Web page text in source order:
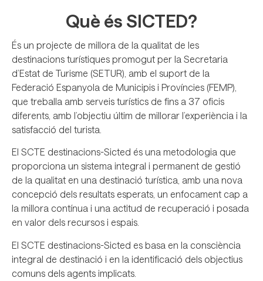
Què és SICTED?
És un projecte de millora de la qualitat de les
destinacions turístiques promogut per la Secretaria
d’Estat de Turisme (SETUR), amb el suport de la
Federació Espanyola de Municipis i Províncies (FEMP),
que treballa amb serveis turístics de fins a 37 oficis
diferents, amb l’objectiu últim de millorar l’experiència i la
satisfacció del turista.
El SCTE destinacions-Sicted és una metodologia que
proporciona un sistema integral i permanent de gestió
de la qualitat en una destinació turística, amb una nova
concepció dels resultats esperats, un enfocament cap a
la millora contínua i una actitud de recuperació i posada
en valor dels recursos i espais.
El SCTE destinacions-Sicted es basa en la consciència
integral de destinació i en la identificació dels objectius
comuns dels agents implicats.